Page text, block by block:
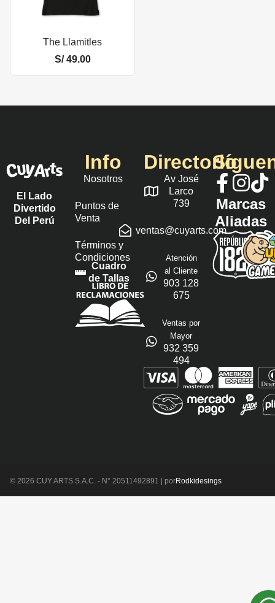
The Llamitles
S/49.00
El Lado
Divertido
Del Perú
Info
Nosotros
Puntos de
Venta
Términos y
Condiciones
Cuadro
de Tallas
Directorio
Av José
Larco
739
ventas@cuyarts.com
Atención
al Cliente
903 128
675
Ventas por
Mayor
932 359
494
Marcas
Aliadas
© 2026 CUY ARTS S.A.C. - N° 20511492891 | porRodkidesings